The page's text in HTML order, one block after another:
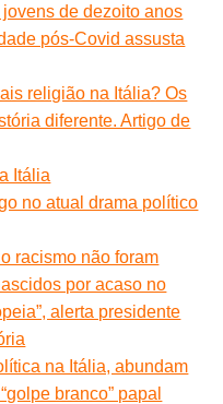
jovens de dezoito anos
pós-Covid assusta
religião na Itália? Os
diferente. Artigo de
Itália
no atual drama político
racismo não foram
por acaso no
alerta presidente
na Itália, abundam
branco” papal